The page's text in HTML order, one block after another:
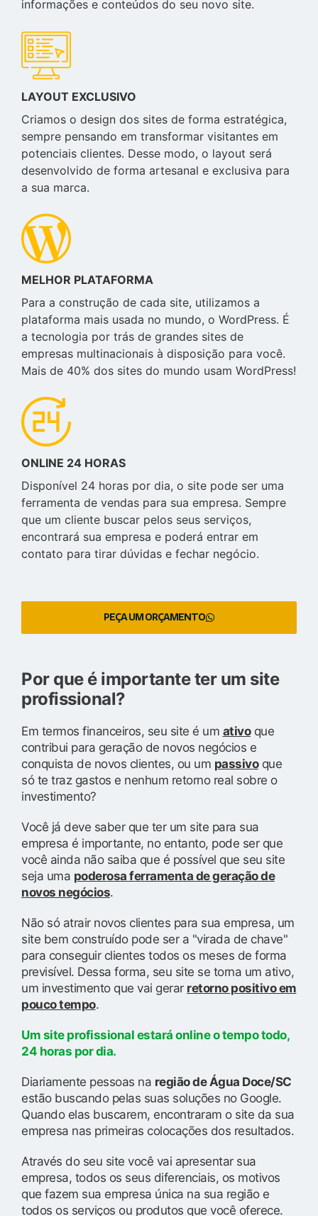
informações e conteúdos do seu novo site.
LAYOUT EXCLUSIVO
Criamos o design dos sites de forma estratégica,
sempre pensando em transformar visitantes em
potenciais clientes. Desse modo, o layout será
desenvolvido de forma artesanal e exclusiva para
a sua marca.
MELHOR PLATAFORMA
Para a construção de cada site, utilizamos a
plataforma mais usada no mundo, o WordPress. É
a tecnologia por trás de grandes sites de
empresas multinacionais à disposição para você.
Mais de 40% dos sites do mundo usam WordPress!
ONLINE 24 HORAS
Disponível 24 horas por dia, o site pode ser uma
ferramenta de vendas para sua empresa. Sempre
que um cliente buscar pelos seus serviços,
encontrará sua empresa e poderá entrar em
contato para tirar dúvidas e fechar negócio.
PEÇA UM ORÇAMENTO
Por que é importante ter um site
profissional?
Em termos financeiros, seu site é um ativoque
contribui para geração de novos negócios e
conquista de novos clientes, ou um passivoque
só te traz gastos e nenhum retorno real sobre o
investimento?
Você já deve saber que ter um site para sua
empresa é importante, no entanto, pode ser que
você ainda não saiba que é possível que seu site
seja uma poderosa ferramenta de geração de
novos negócios.
Não só atrair novos clientes para sua empresa, um
site bem construído pode ser a "virada de chave"
para conseguir clientes todos os meses de forma
previsível. Dessa forma, seu site se torna um ativo,
um investimento que vai gerar retorno positivo em
pouco tempo.
Um site profissional estará online o tempo todo,
24 horas por dia.
Diariamente pessoas na região de Água Doce/SC
estão buscando pelas suas soluções no Google.
Quando elas buscarem, encontraram o site da sua
empresa nas primeiras colocações dos resultados.
Através do seu site você vai apresentar sua
empresa, todos os seus diferenciais, os motivos
que fazem sua empresa única na sua região e
todos os serviços ou produtos que você oferece.